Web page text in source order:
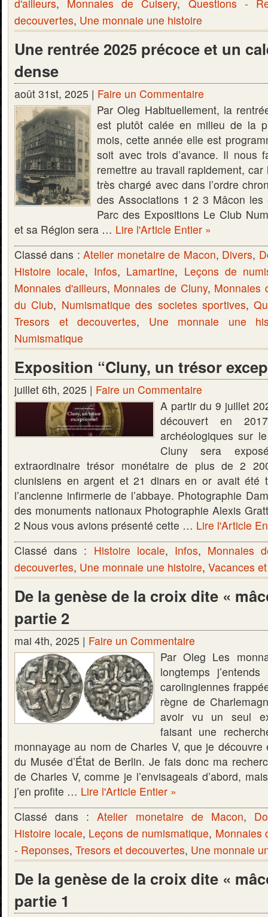
d'ailleurs, Monnaies de Cuisery, Questions -
decouvertes, Une monnaie une histoire
Une rentrée 2025 précoce et un
dense
août 31st, 2025 | Faire un Commentaire
Par Oleg Habituellement, la
est plutôt calée en milieu de la
mois, cette année elle est
soit avec trois d’avance. Il nous
remettre au travail rapidement,
très chargé avec dans l’ordre
des Associations 1 2 3 Mâcon
Parc des Expositions Le Club
et sa Région sera … Lire l'Article Entier »
Classé dans :Atelier monetaire de Macon, Divers,
Histoire locale, Infos, Lamartine, Leçons de
Monnaies d'ailleurs, Monnaies de Cluny, Monnaies
du Club, Numismatique des societes sportives,
Tresors et decouvertes, Une monnaie une
Numismatique
Exposition “Cluny, un trésor
juillet 6th, 2025 | Faire un Commentaire
A partir du 9 juillet
découvert en
archéologiques sur
Cluny sera
extraordinaire trésor monétaire de plus de 2
clunisiens en argent et 21 dinars en or avait été
l’ancienne infirmerie de l’abbaye. Photographie
des monuments nationaux Photographie Alexis
2 Nous vous avions présenté cette … Lire l'Article
Classé dans : Histoire locale, Infos, Monnaies
decouvertes, Une monnaie une histoire, Vacances
De la genèse de la croix dite «
partie 2
mai 4th, 2025 | Faire un Commentaire
Par Oleg Les
longtemps
carolingiennes
règne de
avoir vu un seul
faisant une
monnayage au nom de Charles V, que je
du Musée d’État de Berlin. Je fais donc ma
de Charles V, comme je l’envisageais d’abord,
j’en profite … Lire l'Article Entier »
Classé dans :Atelier monetaire de Macon,
Histoire locale, Leçons de numismatique, Monnaies
- Reponses, Tresors et decouvertes, Une monnaie
De la genèse de la croix dite «
partie 1